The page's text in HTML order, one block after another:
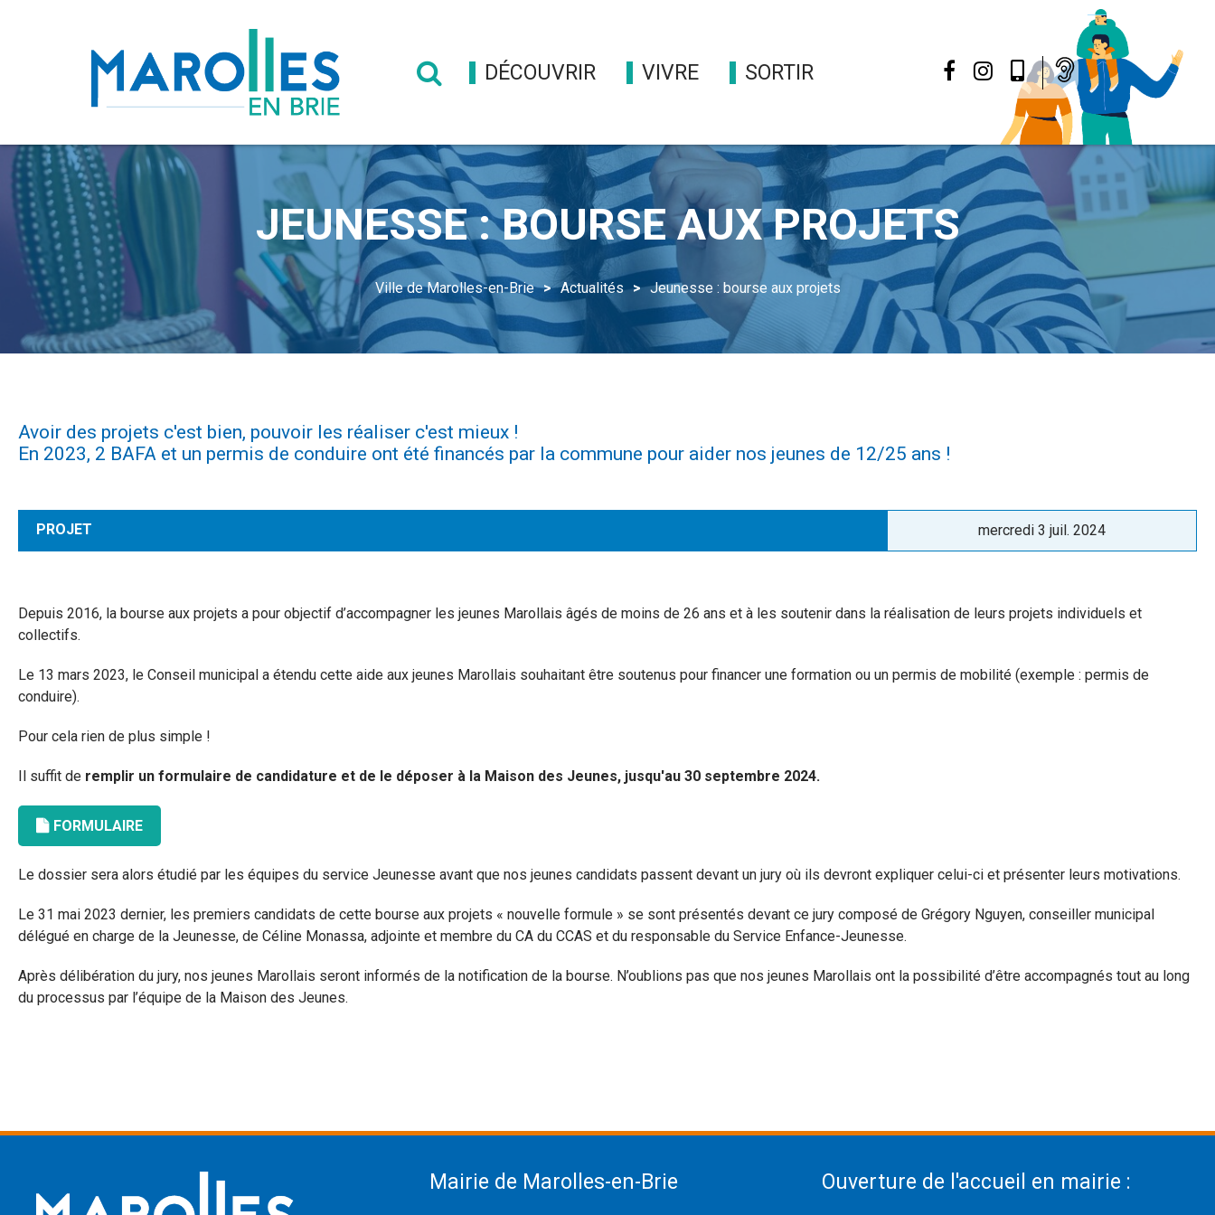
FormulaireDÉCOUVRIR VIVRE SORTIR FacebookInstagram
Mon
Appli
JEUNESSE : BOURSE AUX PROJETS
Ville de Marolles-en-Brie Actualités Jeunesse : bourse aux projets
Avoir des projets c'est bien, pouvoir les réaliser c'est mieux !
En 2023, 2 BAFA et un permis de conduire ont été financés par la commune pour aider nos jeunes de 12/25 ans !
PROJET
Publié
le
mercredi 3 juil. 2024
Depuis 2016, la bourse aux projets a pour objectif d’accompagner les jeunes Marollais âgés de moins de 26 ans et à les soutenir dans la réalisation de leurs projets individuels et
collectifs.
Le 13 mars 2023, le Conseil municipal a étendu cette aide aux jeunes Marollais souhaitant être soutenus pour financer une formation ou un permis de mobilité (exemple : permis de
conduire).
Pour cela rien de plus simple !
Il suffit de remplir un formulaire de candidature et de le déposer à la Maison des Jeunes, jusqu'au 30 septembre 2024.
FORMULAIRE
Le dossier sera alors étudié par les équipes du service Jeunesse avant que nos jeunes candidats passent devant un jury où ils devront expliquer celui-ci et présenter leurs motivations.
Le 31 mai 2023 dernier, les premiers candidats de cette bourse aux projets « nouvelle formule » se sont présentés devant ce jury composé de Grégory Nguyen, conseiller municipal
délégué en charge de la Jeunesse, de Céline Monassa, adjointe et membre du CA du CCAS et du responsable du Service Enfance-Jeunesse.
Après délibération du jury, nos jeunes Marollais seront informés de la notification de la bourse. N’oublions pas que nos jeunes Marollais ont la possibilité d’être accompagnés tout au long
du processus par l’équipe de la Maison des Jeunes.
Mairie de Marolles-en-Brie Ouverture de l'accueil en mairie :